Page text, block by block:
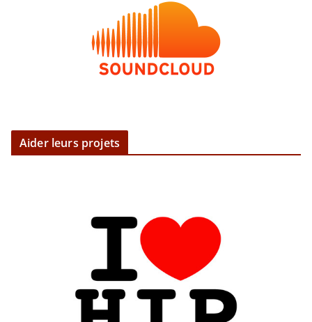
Aider leurs projets